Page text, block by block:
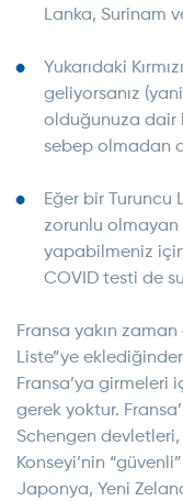
Lanka, Surinam
Yukarıdaki
geliyorsanız
olduğunuza dair
sebep olmadan
Eğer bir Turuncu
zorunlu olmayan
yapabilmeniz için
COVID testi de
Fransa yakın
Liste”ye
Fransa’ya girmeleri
gerek yoktur.
Schengen
Konseyi’nin
Japonya, Yeni